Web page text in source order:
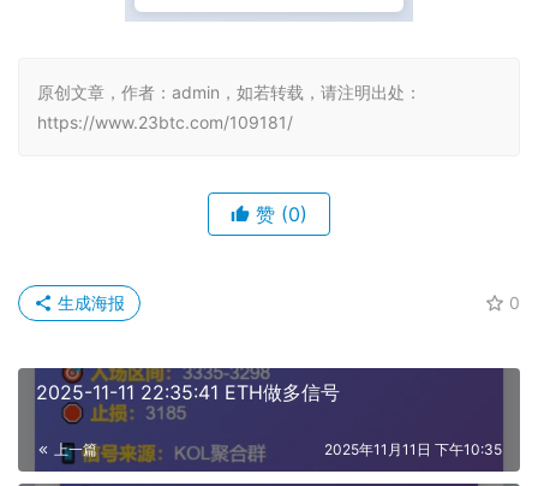
原创文章，作者：admin，如若转载，请注明出处：
https://www.23btc.com/109181/
赞 (0)
0
生成海报
2025-11-11 22:35:41 ETH做多信号
上一篇 2025年11月11日 下午10:35